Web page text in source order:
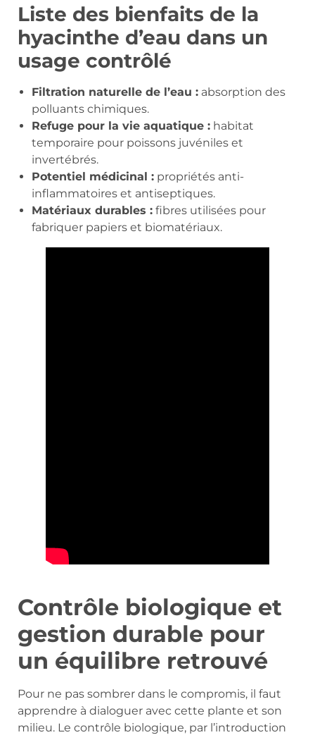
Liste des bienfaits de la
hyacinthe d’eau dans un
usage contrôlé
Filtration naturelle de l’eau : absorption des
polluants chimiques.
Refuge pour la vie aquatique : habitat
temporaire pour poissons juvéniles et
invertébrés.
Potentiel médicinal : propriétés anti-
inflammatoires et antiseptiques.
Matériaux durables : fibres utilisées pour
fabriquer papiers et biomatériaux.
Contrôle biologique et
gestion durable pour
un équilibre retrouvé
Pour ne pas sombrer dans le compromis, il faut
apprendre à dialoguer avec cette plante et son
milieu. Le contrôle biologique, par l’introduction